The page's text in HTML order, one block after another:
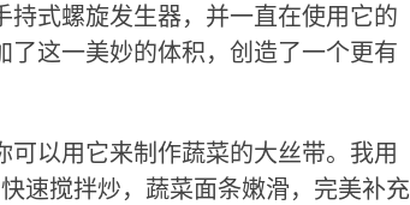
式螺旋发生器，并一直在使用它的
这一美妙的体积，创造了一个更有
以用它来制作蔬菜的大丝带。我用
速搅拌炒，蔬菜面条嫩滑，完美补充